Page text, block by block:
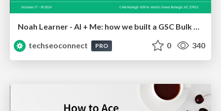
Noah Learner - AI + Me: how we built a GSC Bulk Export data pipeline
techseoconnect
PRO 0 340